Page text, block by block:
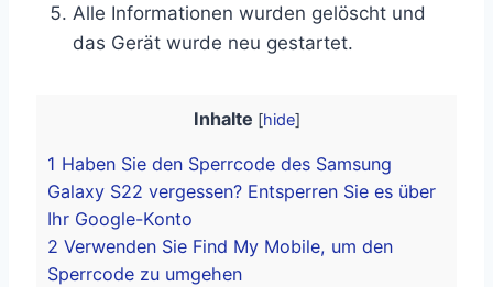
Alle Informationen wurden gelöscht und
das Gerät wurde neu gestartet.
Inhalte [hide]
1 Haben Sie den Sperrcode des Samsung
Galaxy S22 vergessen? Entsperren Sie es über
Ihr Google-Konto
2 Verwenden Sie Find My Mobile, um den
Sperrcode zu umgehen